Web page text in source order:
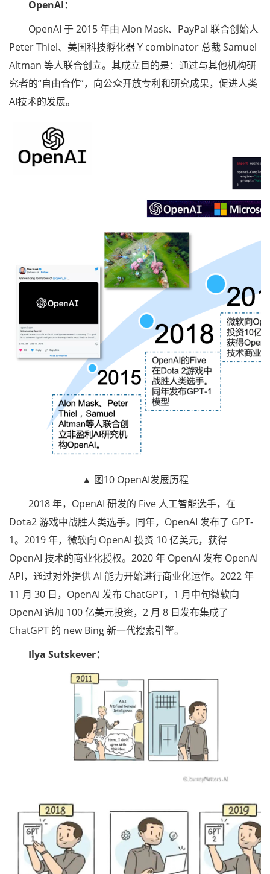
OpenAI：
OpenAI 于 2015 年由 Alon Mask、PayPal 联合创始人
Peter Thiel、美国科技孵化器 Y combinator 总裁 Samuel
Altman 等人联合创立。其成立目的是：通过与其他机构研
究者的“自由合作”，向公众开放专利和研究成果，促进人类
AI技术的发展。
▲ 图10 OpenAI发展历程
2018 年，OpenAI 研发的 Five 人工智能选手，在
Dota2 游戏中战胜人类选手。同年，OpenAI 发布了 GPT-
1。2019 年，微软向 OpenAI 投资 10 亿美元，获得
OpenAI 技术的商业化授权。2020 年 OpenAI 发布 OpenAI
API，通过对外提供 AI 能力开始进行商业化运作。2022 年
11 月 30 日，OpenAI 发布 ChatGPT，1 月中旬微软向
OpenAI 追加 100 亿美元投资，2 月 8 日发布集成了
ChatGPT 的 new Bing 新一代搜索引擎。
Ilya Sutskever：